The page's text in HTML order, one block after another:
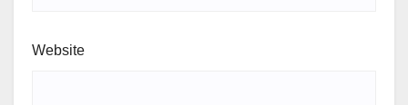
Website